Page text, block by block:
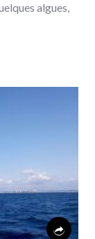
algues,